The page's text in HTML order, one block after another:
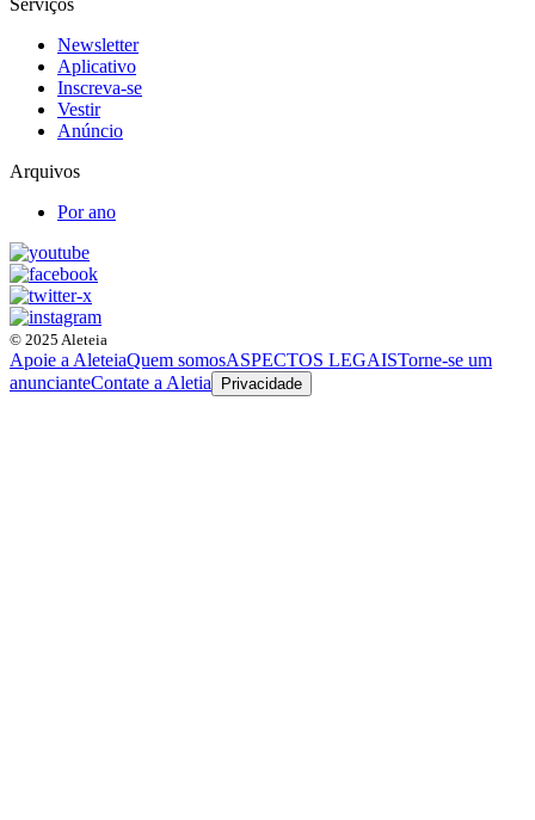
Serviços
Newsletter
Aplicativo
Inscreva-se
Vestir
Anúncio
Arquivos
Por ano
© 2025 Aleteia
Apoie a AleteiaQuem somosASPECTOS LEGAISTorne-se um
anuncianteContate a Aletia Privacidade